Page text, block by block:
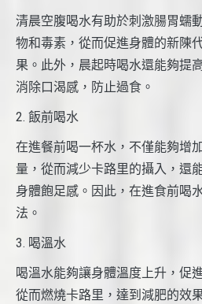
清晨空腹喝水有助於刺激腸胃蠕
物和毒素，從而促進身體的新陳
果。此外，晨起時喝水還能夠提
消除口渴感，防止過食。
2. 飯前喝水
在進餐前喝一杯水，不僅能夠增
量，從而減少卡路里的攝入，還
身體飽足感。因此，在進食前喝
法。
3. 喝溫水
喝溫水能夠讓身體溫度上升，促
從而燃燒卡路里，達到減肥的效